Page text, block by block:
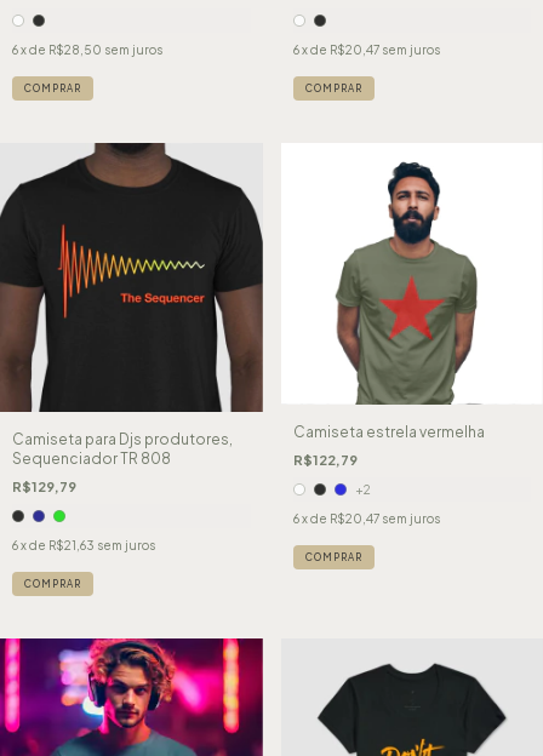
6x de R$28,50 sem juros
COMPRAR
6 x de R$20,47 sem juros
COMPRAR
Camiseta para Djs produtores,
Sequenciador TR 808
R$129,79
6x de R$21,63 sem juros
COMPRAR
Camiseta estrela vermelha
R$122,79
+2
6 x de R$20,47 sem juros
COMPRAR